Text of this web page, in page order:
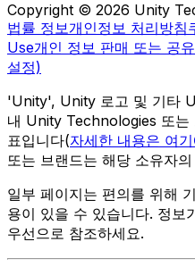
Copyright © 2026 Unity
법률 정보개인정보 처리방침
Use개인 정보 판매 또는 공
설정)
'Unity', Unity 로고 및 기타
내 Unity Technologies 또는
표입니다(자세한 내용은 여
또는 브랜드는 해당 소유자
일부 페이지는 편의를 위해
용이 있을 수 있습니다. 정보
우선으로 참조하세요.